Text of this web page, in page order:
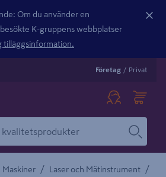
Om du använder en
K-gruppens webbplatser
tilläggsinformation.
Företag / Privat
Maskiner / Laser och Mätinstrument /